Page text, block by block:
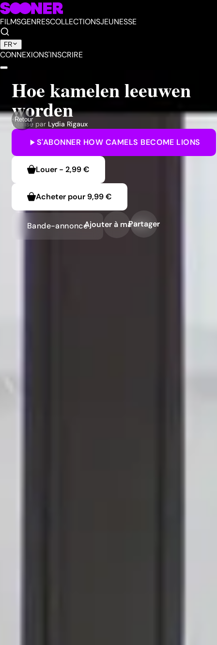
FILMSGENRESCOLLECTIONSJEUNESSE
FR
CONNEXIONS'INSCRIRE
Retour
Hoe kamelen leeuwen
worden
Réalisé par Lydia Rigaux
S'ABONNER HOW CAMELS BECOME LIONS
Louer - 2,99 €
Acheter pour 9,99 €
Bande-annonceAjouter à ma liste
Partager